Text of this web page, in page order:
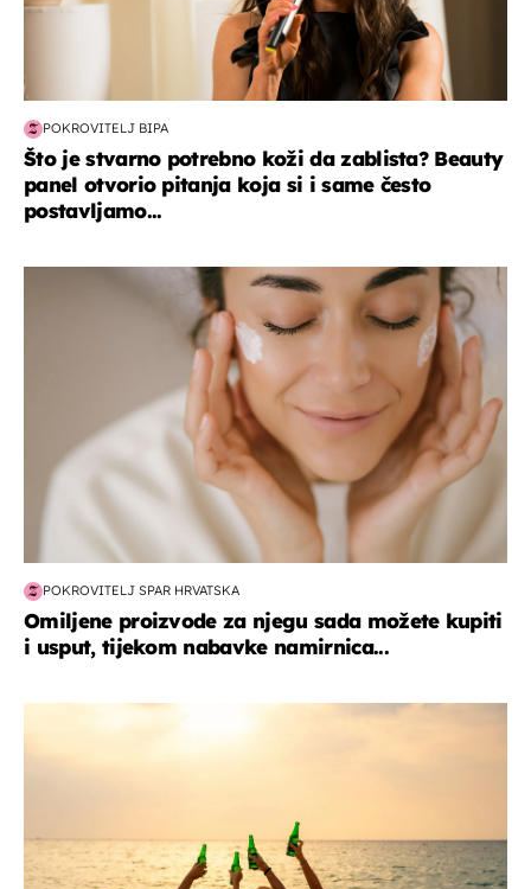
POKROVITELJ BIPA
Što je stvarno potrebno koži da zablista? Beauty
panel otvorio pitanja koja si i same često
postavljamo...
moda & ljepota
POKROVITELJ SPAR HRVATSKA
Omiljene proizvode za njegu sada možete kupiti
i usput, tijekom nabavke namirnica...